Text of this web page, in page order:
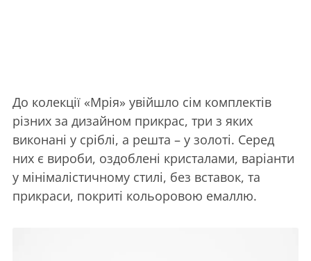
До колекції «Мрія» увійшло сім комплектів
різних за дизайном прикрас, три з яких
виконані у сріблі, а решта – у золоті. Серед
них є вироби, оздоблені кристалами, варіанти
у мінімалістичному стилі, без вставок, та
прикраси, покриті кольоровою емаллю.